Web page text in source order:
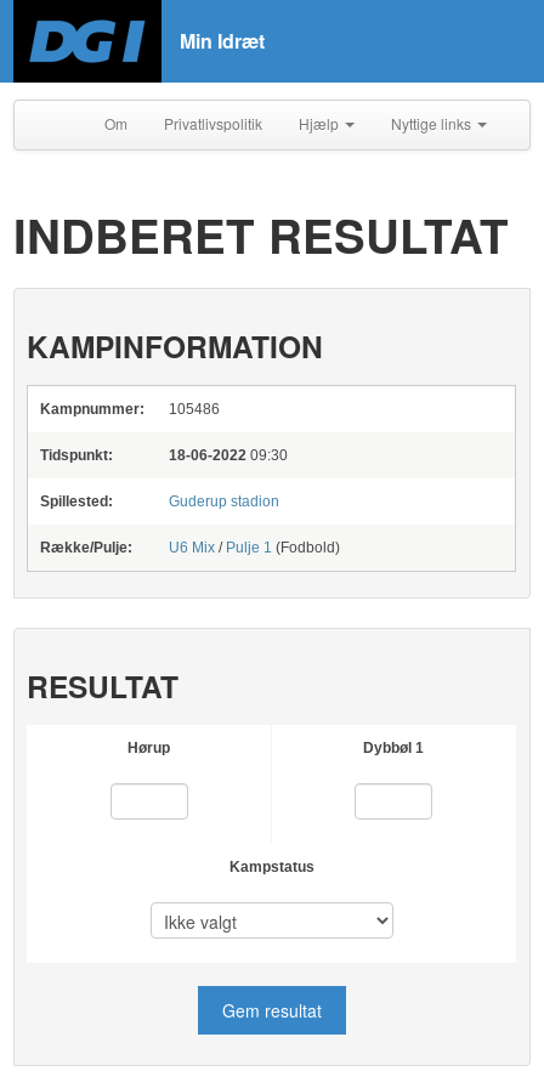
Min Idræt
Om Privatlivspolitik Hjælp Nyttige links
INDBERET RESULTAT
KAMPINFORMATION
Kampnummer: 105486
Tidspunkt: 18-06-202209:30
Spillested: Guderup stadion
Række/Pulje: U6 Mix/ Pulje 1(Fodbold)
RESULTAT
Hørup
Kampstatus
Dybbøl 1